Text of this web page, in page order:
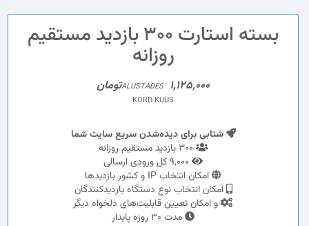
بسته استارت 300 بازدید مستقیم
روزانه
ALUSTADES 1,125,000تومان
KORD KUUS
شتابی برای دیده‌شدن سریع سایت شما
امکان انتخاب IP و کشور بازدیدها
امکان انتخاب نوع دستگاه بازدیدکنندگان
و امکان تعیین قابلیت‌های دلخواه دیگر
مدت 30 روزه پایدار